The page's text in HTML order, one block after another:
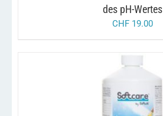
des pH-Wertes
CHF19.00